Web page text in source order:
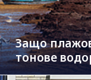
Защо
тонове